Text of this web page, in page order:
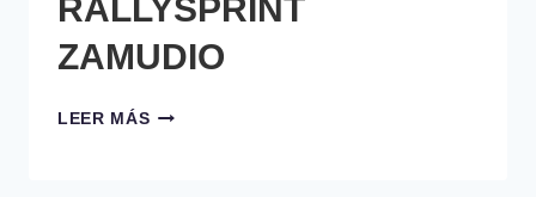
RALLYSPRINT
ZAMUDIO
LEER MÁSRALLYSPRINT